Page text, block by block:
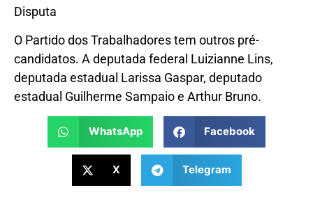
Disputa
O Partido dos Trabalhadores tem outros pré-
candidatos. A deputada federal Luizianne Lins,
deputada estadual Larissa Gaspar, deputado
estadual Guilherme Sampaio e Arthur Bruno.
WhatsApp Facebook
X Telegram